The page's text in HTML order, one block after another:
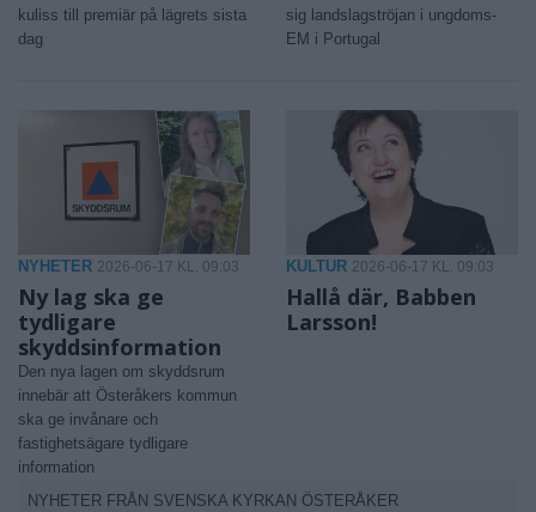
kuliss till premiär på lägrets sista
dag
sig landslagströjan i ungdoms-
EM i Portugal
NYHETER 2026-06-17 KL. 09:03
Ny lag ska ge
tydligare
skyddsinformation
Den nya lagen om skyddsrum
innebär att Österåkers kommun
ska ge invånare och
fastighetsägare tydligare
information
KULTUR 2026-06-17 KL. 09:03
Hallå där, Babben
Larsson!
NYHETER FRÅN SVENSKA KYRKAN ÖSTERÅKER